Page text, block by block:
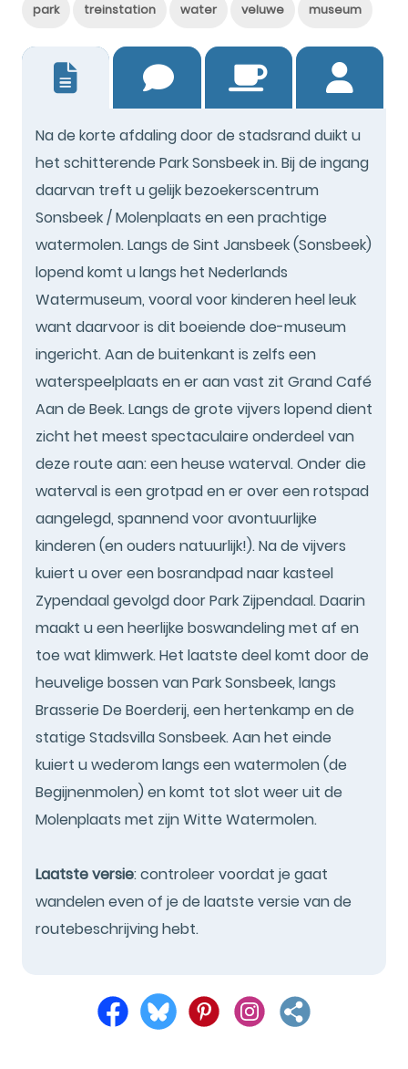
park treinstation water veluwe museum
Na de korte afdaling door de stadsrand duikt u
het schitterende Park Sonsbeek in. Bij de ingang
daarvan treft u gelijk bezoekerscentrum
Sonsbeek / Molenplaats en een prachtige
watermolen. Langs de Sint Jansbeek (Sonsbeek)
lopend komt u langs het Nederlands
Watermuseum, vooral voor kinderen heel leuk
want daarvoor is dit boeiende doe-museum
ingericht. Aan de buitenkant is zelfs een
waterspeelplaats en er aan vast zit Grand Café
Aan de Beek. Langs de grote vijvers lopend dient
zicht het meest spectaculaire onderdeel van
deze route aan: een heuse waterval. Onder die
waterval is een grotpad en er over een rotspad
aangelegd, spannend voor avontuurlijke
kinderen (en ouders natuurlijk!). Na de vijvers
kuiert u over een bosrandpad naar kasteel
Zypendaal gevolgd door Park Zijpendaal. Daarin
maakt u een heerlijke boswandeling met af en
toe wat klimwerk. Het laatste deel komt door de
heuvelige bossen van Park Sonsbeek, langs
Brasserie De Boerderij, een hertenkamp en de
statige Stadsvilla Sonsbeek. Aan het einde
kuiert u wederom langs een watermolen (de
Begijnenmolen) en komt tot slot weer uit de
Molenplaats met zijn Witte Watermolen.
Laatste versie: controleer voordat je gaat
wandelen even of je de laatste versie van de
routebeschrijving hebt.